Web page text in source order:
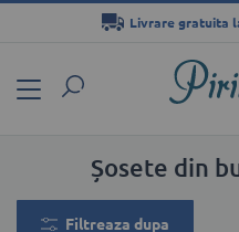
Livrare gratuita
Conținut
Șosete din
Filtreaza dupa